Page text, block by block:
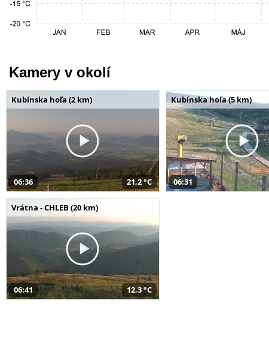
Kamery v okolí
Kubínska hoľa (2 km)
06:36 21,2 °C
Kubínska hoľa (5 km)
06:31
Vrátna - CHLEB (20 km)
06:41 12,3 °C